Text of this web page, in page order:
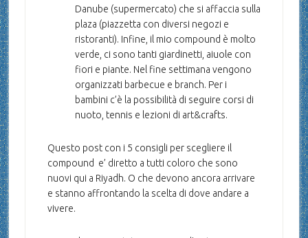
Danube (supermercato) che si affaccia sulla
plaza (piazzetta con diversi negozi e
ristoranti). Infine, il mio compound è molto
verde, ci sono tanti giardinetti, aiuole con
fiori e piante. Nel fine settimana vengono
organizzati barbecue e branch. Per i
bambini c’è la possibilità di seguire corsi di
nuoto, tennis e lezioni di art&crafts.
Questo post con i 5 consigli per scegliere il
compound e’ diretto a tutti coloro che sono
nuovi qui a Riyadh. O che devono ancora arrivare
e stanno affrontando la scelta di dove andare a
vivere.